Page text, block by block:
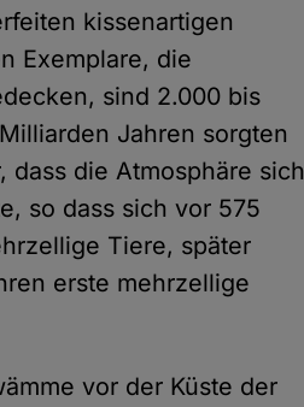
kissenartigen
Exemplare, die
sind 2.000 bis
Jahren sorgten
dass die Atmosphäre sich
so dass sich vor 575
Tiere, später
erste mehrzellige
vor der Küste der